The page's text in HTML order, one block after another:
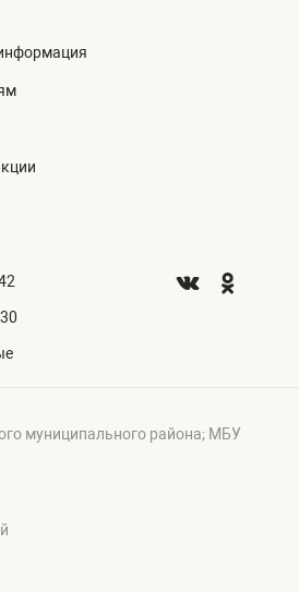
муниципального района; МБУ